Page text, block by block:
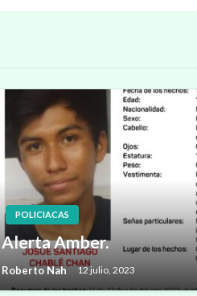
POLICIACAS
Alerta Amber.
Roberto Nah 12 julio, 2023